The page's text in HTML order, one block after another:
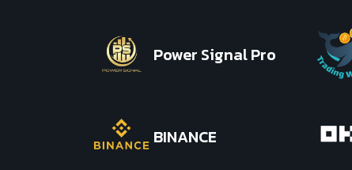
Power Signal Pro
BINANCE